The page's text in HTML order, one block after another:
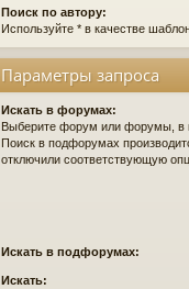
Поиск по автору:
Используйте * в качестве
Параметры запроса
Искать в форумах:
Выберите форум или форумы, в
Поиск в подфорумах
отключили соответствующую
Искать в подфорумах:
Искать: